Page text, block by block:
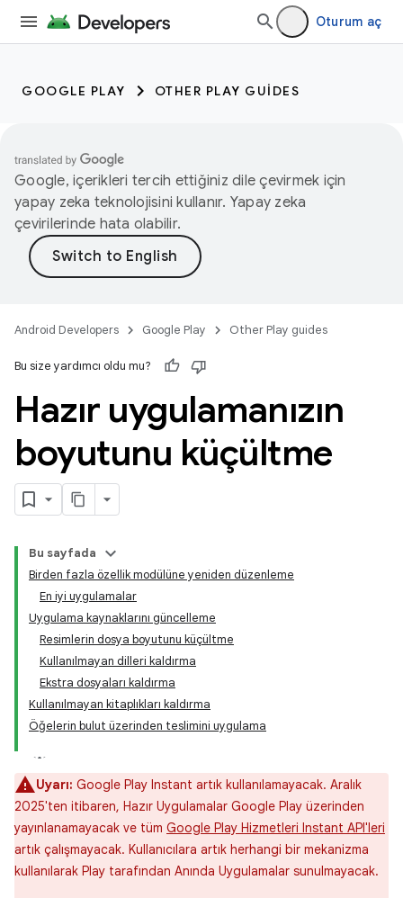
Oturum aç
GOOGLE PLAY OTHER PLAY GUIDES
Google, içerikleri tercih ettiğiniz dile çevirmek için
yapay zeka teknolojisini kullanır. Yapay zeka
çevirilerinde hata olabilir.
Android Developers Google Play Other Play guides
Bu size yardımcı oldu mu?
Hazır uygulamanızın
boyutunu küçültme
Bu sayfada
Birden fazla özellik modülüne yeniden düzenleme
En iyi uygulamalar
Uygulama kaynaklarını güncelleme
Resimlerin dosya boyutunu küçültme
Kullanılmayan dilleri kaldırma
Ekstra dosyaları kaldırma
Kullanılmayan kitaplıkları kaldırma
Öğelerin bulut üzerinden teslimini uygulama
Uyarı: Google Play Instant artık kullanılamayacak. Aralık
2025'ten itibaren, Hazır Uygulamalar Google Play üzerinden
yayınlanamayacak ve tüm Google Play Hizmetleri Instant API'leri
artık çalışmayacak. Kullanıcılara artık herhangi bir mekanizma
kullanılarak Play tarafından Anında Uygulamalar sunulmayacak.